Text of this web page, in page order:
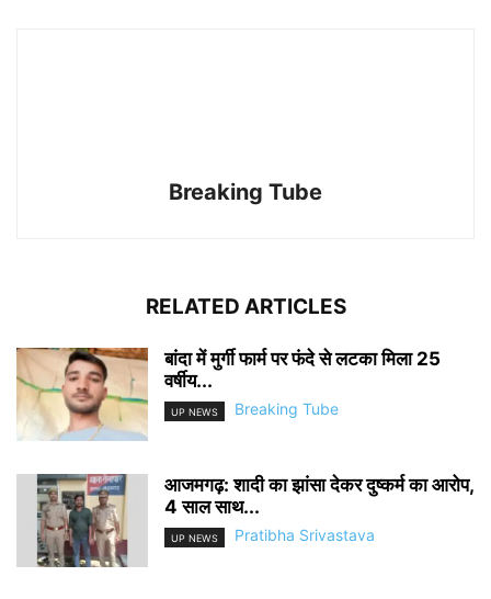
Breaking Tube
RELATED ARTICLES
बांदा में मुर्गी फार्म पर फंदे से लटका मिला 25
वर्षीय...
UP NEWS Breaking Tube
आजमगढ़: शादी का झांसा देकर दुष्कर्म का आरोप,
4 साल साथ...
UP NEWS Pratibha Srivastava